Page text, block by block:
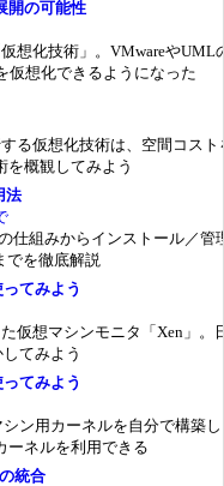
開の可能性
想化技術」。VMwareやUML
仮想化できるようになった
る仮想化技術は、空間コスト
を概観してみよう
法
仕組みからインストール／管
でを徹底解説
てみよう
仮想マシンモニタ「Xen」。
てみよう
てみよう
ン用カーネルを自分で構築
ーネルを利用できる
統合